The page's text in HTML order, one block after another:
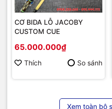
CƠ BIDA LỖ JACOBY
CUSTOM CUE
65.000.000₫
Thích So sánh
Xem toàn bộ